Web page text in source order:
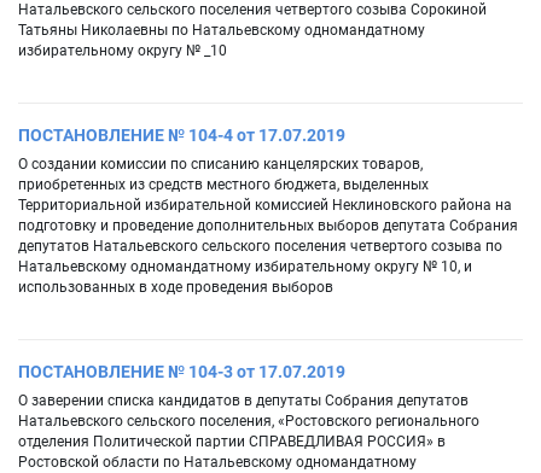
Натальевского сельского поселения четвертого созыва Сорокиной
Татьяны Николаевны по Натальевскому одномандатному
избирательному округу № _10
ПОСТАНОВЛЕНИЕ № 104-4 от 17.07.2019
О создании комиссии по списанию канцелярских товаров,
приобретенных из средств местного бюджета, выделенных
Территориальной избирательной комиссией Неклиновского района на
подготовку и проведение дополнительных выборов депутата Собрания
депутатов Натальевского сельского поселения четвертого созыва по
Натальевскому одномандатному избирательному округу № 10, и
использованных в ходе проведения выборов
ПОСТАНОВЛЕНИЕ № 104-3 от 17.07.2019
О заверении списка кандидатов в депутаты Собрания депутатов
Натальевского сельского поселения, «Ростовского регионального
отделения Политической партии СПРАВЕДЛИВАЯ РОССИЯ» в
Ростовской области по Натальевскому одномандатному